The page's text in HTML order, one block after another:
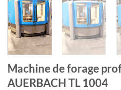
Machine de forage
AUERBACH TL 1004